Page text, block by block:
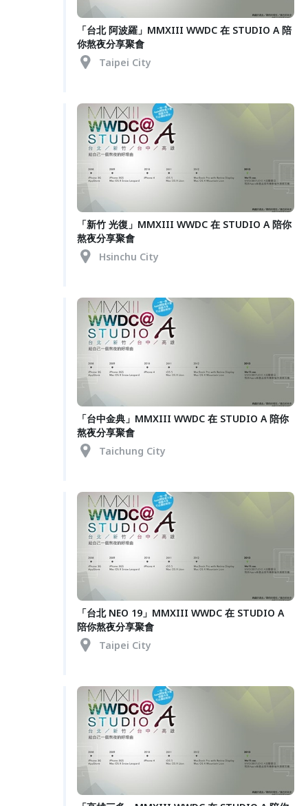
「台北 阿波羅」MMXIII WWDC 在 STUDIO A 陪
你熬夜分享聚會
Taipei City
「新竹 光復」MMXIII WWDC 在 STUDIO A 陪你
熬夜分享聚會
Hsinchu City
「台中金典」MMXIII WWDC 在 STUDIO A 陪你
熬夜分享聚會
Taichung City
「台北 NEO 19」MMXIII WWDC 在 STUDIO A
陪你熬夜分享聚會
Taipei City